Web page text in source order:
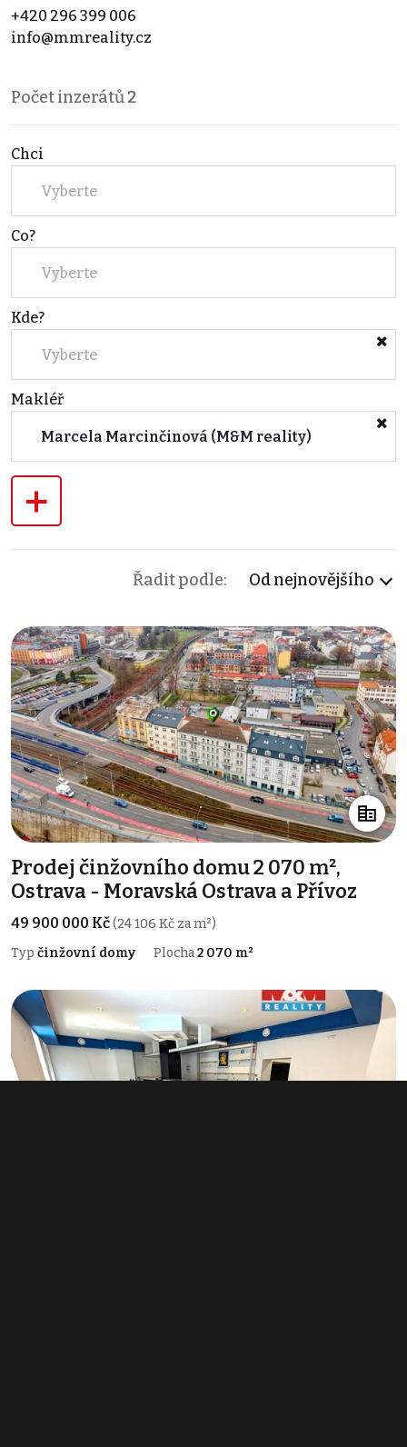
+420 296 399 006
info@mmreality.cz
Počet inzerátů2
Chci
Vyberte
Co?
Vyberte
Kde?
Vyberte
Makléř
Marcela Marcinčinová (M&M reality)
+
Řadit podle: Od nejnovějšího
Prodej činžovního domu 2 070 m²,
Ostrava - Moravská Ostrava a Přívoz
49 900 000 Kč(24 106 Kč za m²)
Typ činžovní domy Plocha2 070 m²